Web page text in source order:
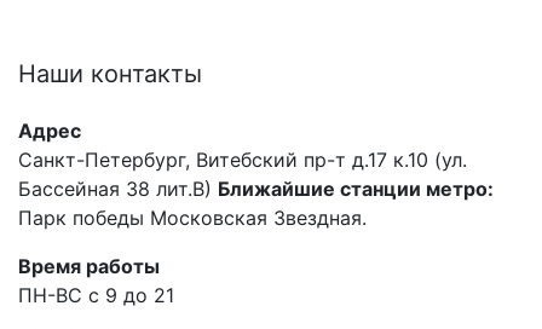
Наши контакты
Адрес
Санкт-Петербург, Витебский пр-т д.17 к.10 (ул.
Бассейная 38 лит.В) Ближайшие станции метро:
Парк победы Московская Звездная.
Время работы
ПН-ВС с 9 до 21